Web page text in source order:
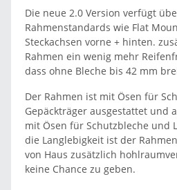
Die neue 2.0 Version verfügt
Rahmenstandards wie Flat
Steckachsen vorne + hinten.
Rahmen ein wenig mehr
dass ohne Bleche bis 42 mm
Der Rahmen ist mit Ösen für
Gepäckträger ausgestattet und
mit Ösen für Schutzbleche und
die Langlebigkeit ist der
von Haus zusätzlich
keine Chance zu geben.